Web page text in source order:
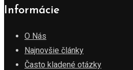
Informácie
O Nás
Najnovšie články
Často kladené otázky